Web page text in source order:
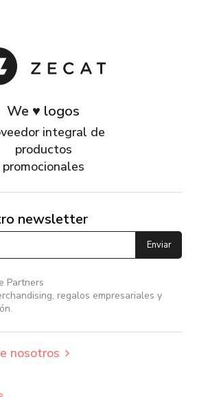
We ♥ logos
integral de
productos
promocionales
newsletter
Enviar
Partners
regalos empresariales y
nosotros